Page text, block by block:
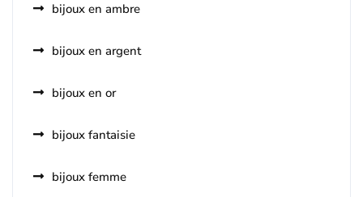
bijoux en ambre
bijoux en argent
bijoux en or
bijoux fantaisie
bijoux femme